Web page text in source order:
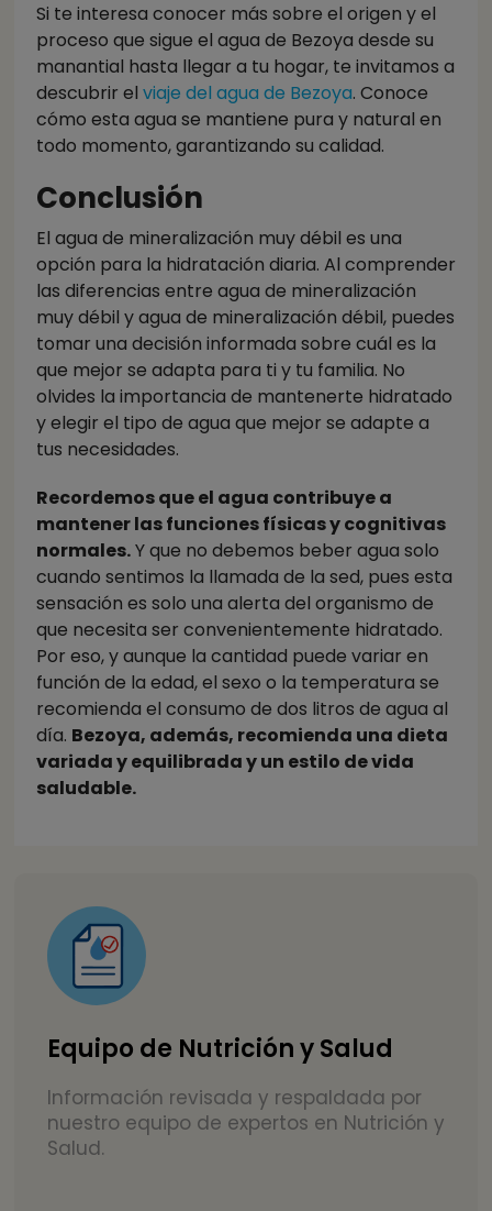
Si te interesa conocer más sobre el origen y el
proceso que sigue el agua de Bezoya desde su
manantial hasta llegar a tu hogar, te invitamos a
descubrir el viaje del agua de Bezoya. Conoce
cómo esta agua se mantiene pura y natural en
todo momento, garantizando su calidad.
Conclusión
El agua de mineralización muy débil es una
opción para la hidratación diaria. Al comprender
las diferencias entre agua de mineralización
muy débil y agua de mineralización débil, puedes
tomar una decisión informada sobre cuál es la
que mejor se adapta para ti y tu familia. No
olvides la importancia de mantenerte hidratado
y elegir el tipo de agua que mejor se adapte a
tus necesidades.
Recordemos que el agua contribuye a
mantener las funciones físicas y cognitivas
normales.Y que no debemos beber agua solo
cuando sentimos la llamada de la sed, pues esta
sensación es solo una alerta del organismo de
que necesita ser convenientemente hidratado.
Por eso, y aunque la cantidad puede variar en
función de la edad, el sexo o la temperatura se
recomienda el consumo de dos litros de agua al
día. Bezoya, además, recomienda una dieta
variada y equilibrada y un estilo de vida
saludable.
Equipo de Nutrición y Salud
Información revisada y respaldada por
nuestro equipo de expertos en Nutrición y
Salud.